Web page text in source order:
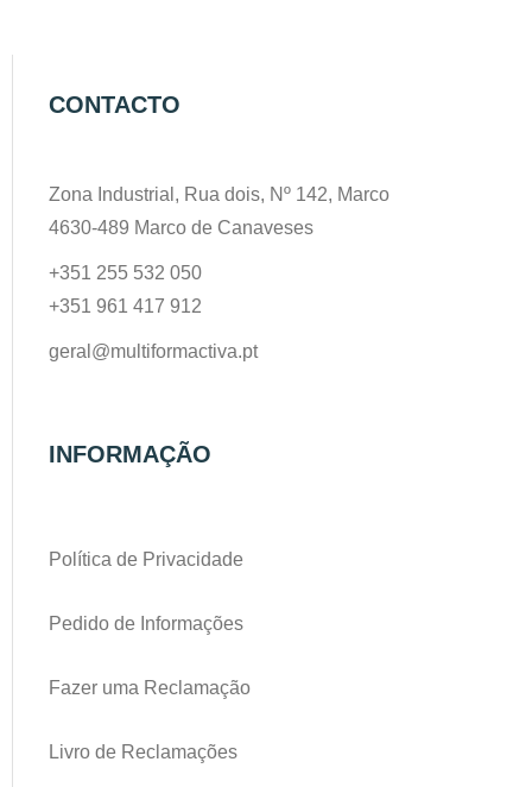
CONTACTO
Zona Industrial, Rua dois, Nº 142, Marco
4630-489 Marco de Canaveses
+351 255 532 050
+351 961 417 912
geral@multiformactiva.pt
INFORMAÇÃO
Política de Privacidade
Pedido de Informações
Fazer uma Reclamação
Livro de Reclamações